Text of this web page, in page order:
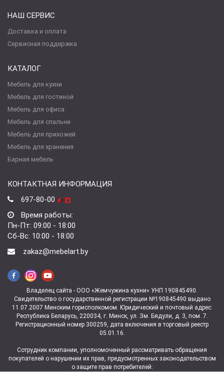
НАШ СЕРВИС
Доставка и оплата
Сервисная поддержка
КАТАЛОГ
Мебель для кухни
Мебель для гостиной
Мебель для офиса
Мебель для спальни
Мебель для прихожей
Мебель для хранения
Барная мебель
КОНТАКТНАЯ ИНФОРМАЦИЯ
697-80-00
Время работы:
Пн-Пт: 09:00 - 18:00
Сб-Вс: 10:00 - 18:00
zakaz@mebelart.by
Владелец сайта - ООО «Жемчужина кухни» УНП 190845490.
Свидетельство о государственной регистрации №190845490 выдано
11.07.2007 Минским горисполкомом. Юридический и почтовый адрес:
Республика Беларусь, 220034, г. Минск, ул. Зм. Бядули, д. 3, пом. 7.
Регистрационный номер 300259, дата включения в торговый реестр
05.01.16.
Сотрудник компании, уполномоченный рассматривать обращения
покупателей о нарушении их прав, предусмотренных законодательством
о защите прав потребителей: